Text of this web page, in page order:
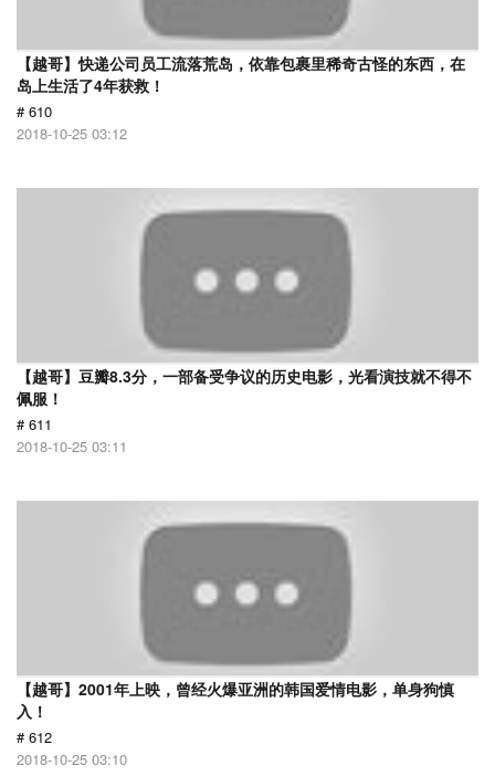
【越哥】快递公司员工流落荒岛，依靠包裹里稀奇古怪的东西，在
岛上生活了4年获救！
# 610
2018-10-25 03:12
【越哥】豆瓣8.3分，一部备受争议的历史电影，光看演技就不得不
佩服！
# 611
2018-10-25 03:11
【越哥】2001年上映，曾经火爆亚洲的韩国爱情电影，单身狗慎
入！
# 612
2018-10-25 03:10